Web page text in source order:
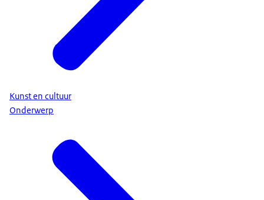
Kunst en cultuur
Onderwerp